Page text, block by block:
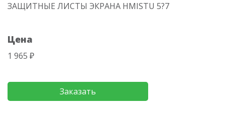
ЗАЩИТНЫЕ ЛИСТЫ ЭКРАНА HMISTU 5?7
Цена
1 965 ₽
Заказать